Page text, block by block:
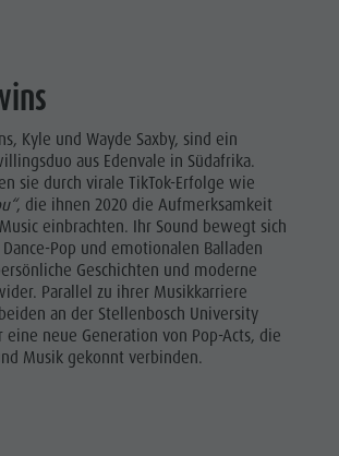
Kyle und Wayde Saxby, sind ein
aus Edenvale in Südafrika.
sie durch virale TikTok-Erfolge wie
, die ihnen 2020 die Aufmerksamkeit
einbrachten. Ihr Sound bewegt sich
Pop und emotionalen Balladen
Geschichten und moderne
Parallel zu ihrer Musikkarriere
an der Stellenbosch University
eine neue Generation von Pop-Acts, die
Musik gekonnt verbinden.